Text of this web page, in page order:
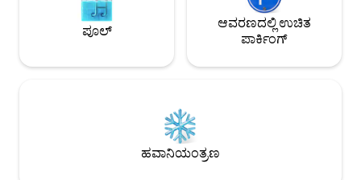
ಪೂಲ್
ಆವರಣದಲ್ಲಿ ಉಚಿತ
ಪಾರ್ಕಿಂಗ್
ಹವಾನಿಯಂತ್ರಣ